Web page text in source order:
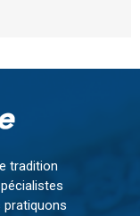
tradition